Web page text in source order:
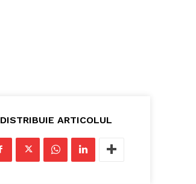
DISTRIBUIE ARTICOLUL